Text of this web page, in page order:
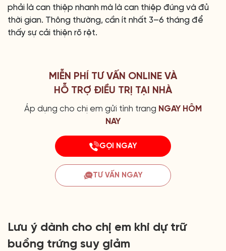
phải là can thiệp nhanh mà là can thiệp đúng và đủ
thời gian. Thông thường, cần ít nhất 3–6 tháng để
thấy sự cải thiện rõ rệt.
MIỄN PHÍ TƯ VẤN ONLINE VÀ
HỖ TRỢ ĐIỀU TRỊ TẠI NHÀ
Áp dụng cho chị em gửi tình trang NGAY HÔM
NAY
GỌI NGAY
TƯ VẤN NGAY
Lưu ý dành cho chị em khi dự trữ
buồng trứng suy giảm